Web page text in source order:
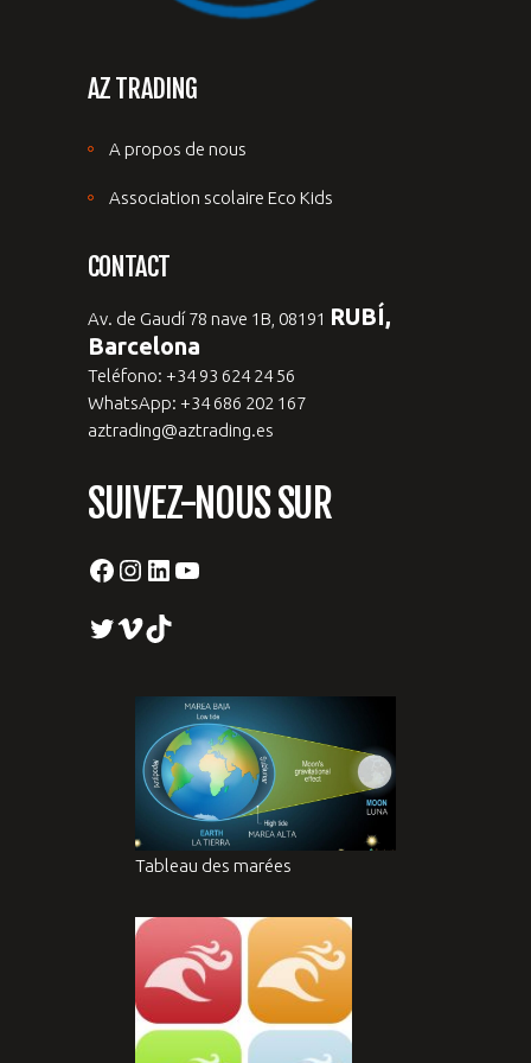
AZ TRADING
A propos de nous
Association scolaire Eco Kids
CONTACT
Av. de Gaudí 78 nave 1B, 08191 RUBÍ,
Barcelona
Teléfono: +34 93 624 24 56
WhatsApp: +34 686 202 167
aztrading@aztrading.es
SUIVEZ-NOUS SUR
Facebook
Instagram
LinkedIn
YouTube
Twitter
VimeoTikTok
Tableau des marées